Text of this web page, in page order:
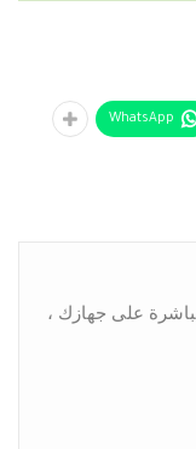
WhatsApp
على جهازك ،